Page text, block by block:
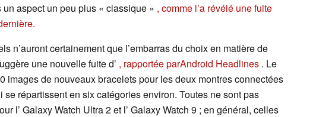
aspect un peu plus « classique » , comme l’a révélé une fuite
n’auront certainement que l’embarras du choix en matière de
une nouvelle fuite d’ , rapportée parAndroid Headlines . Le
images de nouveaux bracelets pour les deux montres connectées
se répartissent en six catégories environ. Toutes ne sont pas
l’ Galaxy Watch Ultra 2 et l’ Galaxy Watch 9 ; en général, celles